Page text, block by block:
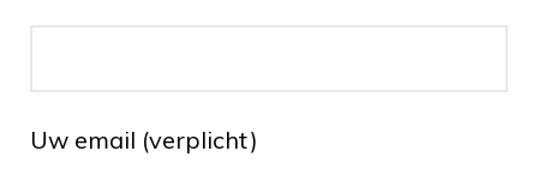
Uw email (verplicht)